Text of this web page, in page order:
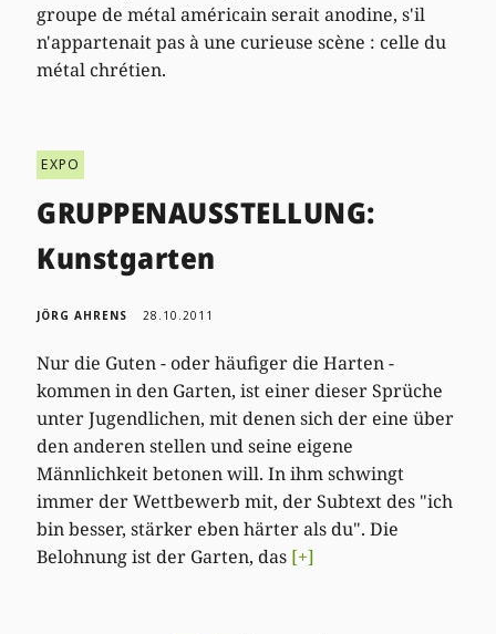
groupe de métal américain serait anodine, s'il
n'appartenait pas à une curieuse scène : celle du
métal chrétien.
EXPO
GRUPPENAUSSTELLUNG:
Kunstgarten
JÖRG AHRENS 28.10.2011
Nur die Guten - oder häufiger die Harten -
kommen in den Garten, ist einer dieser Sprüche
unter Jugendlichen, mit denen sich der eine über
den anderen stellen und seine eigene
Männlichkeit betonen will. In ihm schwingt
immer der Wettbewerb mit, der Subtext des "ich
bin besser, stärker eben härter als du". Die
Belohnung ist der Garten, das [+]